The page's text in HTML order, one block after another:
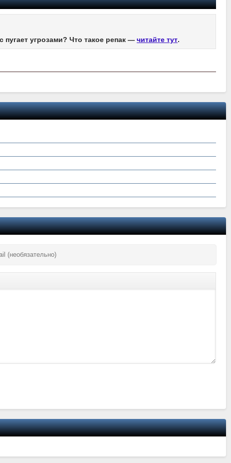
пугает угрозами? Что такое репак — читайте тут.